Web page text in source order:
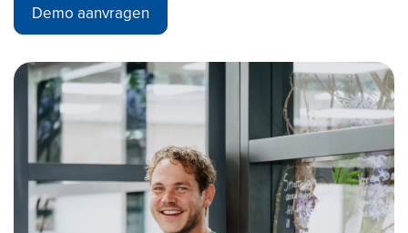
Demo aanvragen